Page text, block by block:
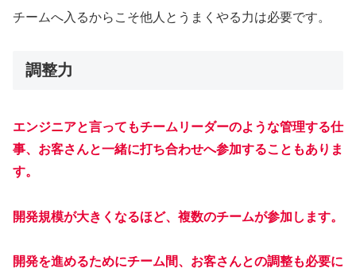
チームへ入るからこそ他人とうまくやる力は必要です。
調整力
エンジニアと言ってもチームリーダーのような管理する仕
事、お客さんと一緒に打ち合わせへ参加することもありま
す。
開発規模が大きくなるほど、複数のチームが参加します。
開発を進めるためにチーム間、お客さんとの調整も必要に